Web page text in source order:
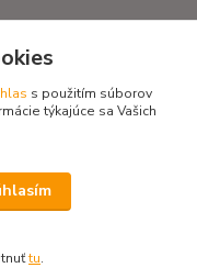
/ Design EduServis
s použitím súborov
týkajúce sa Vašich
tu.